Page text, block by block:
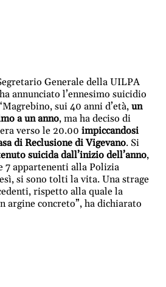
Generale della UILPA
annunciato l’ennesimo suicidio
sui 40 anni d’età, un
a un anno, ma ha deciso di
verso le 20.00 impiccandosi
di Reclusione di Vigevano. Si
suicida dall’inizio dell’anno,
7 appartenenti alla Polizia
si sono tolti la vita. Una strage
rispetto alla quale la
argine concreto”, ha dichiarato